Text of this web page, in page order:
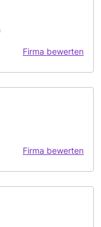
Firma bewerten
Firma bewerten